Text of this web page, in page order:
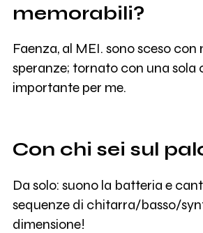
memorabili?
Faenza, al MEI. sono sceso con
speranze; tornato con una sola
importante per me.
Con chi sei sul
Da solo: suono la batteria e
sequenze di chitarra/basso/
dimensione!